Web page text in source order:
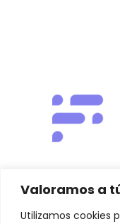
Valoramos a
Utilizamos cookies